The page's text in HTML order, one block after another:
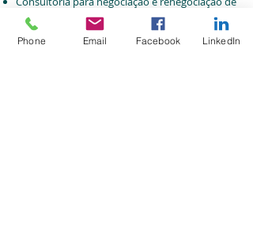
financiamentos bancários
Consultoria para avaliação de empresas
Consultoria para avaliação e formação de
Phone Email Facebook LinkedIn